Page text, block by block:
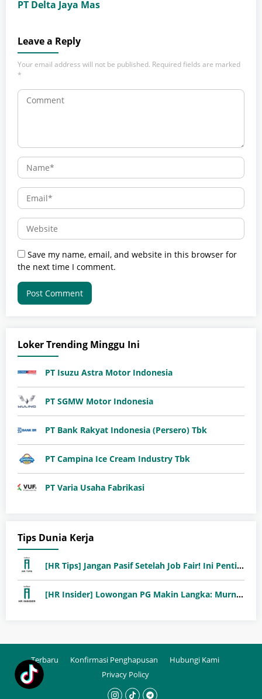
PT Delta Jaya Mas
Leave a Reply
Your email address will not be published. Required fields are marked
*
Save my name, email, and website in this browser for
the next time I comment.
Loker Trending Minggu Ini
PT Isuzu Astra Motor Indonesia
PT SGMW Motor Indonesia
PT Bank Rakyat Indonesia (Persero) Tbk
PT Campina Ice Cream Industry Tbk
PT Varia Usaha Fabrikasi
Tips Dunia Kerja
[HR Tips] Jangan Pasif Setelah Job Fair! Ini Pentingnya Follow-Up Setelah Job Fair
[HR Insider] Lowongan PG Makin Langka: Murni Seleksi atau Jalur Orang Dalam?
Terbaru Konfirmasi Penghapusan
Hubungi Kami
Privacy Policy